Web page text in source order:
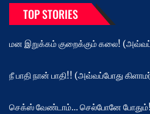
TOP STORIES
மன இறுக்கம் குறைக்கும் கலை!
நீ பாதி நான் பாதி!! (அவ்வப்போது
செக்ஸ் வேண்டாம்… செல்போனே